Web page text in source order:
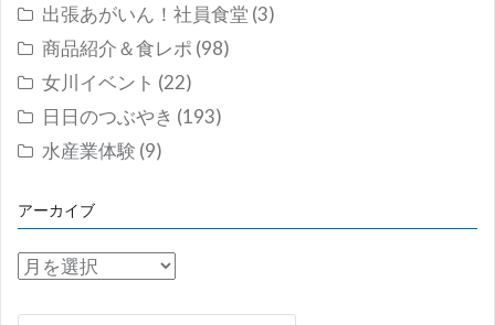
出張あがいん！社員食堂 (3)
商品紹介＆食レポ (98)
女川イベント (22)
日日のつぶやき (193)
水産業体験 (9)
アーカイブ
ア